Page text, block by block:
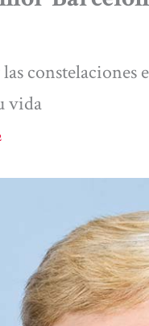
constelaciones
vida